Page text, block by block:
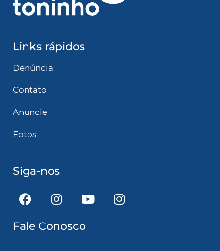
Links rápidos
Denúncia
Contato
Anuncie
Fotos
Siga-nos
Fale Conosco